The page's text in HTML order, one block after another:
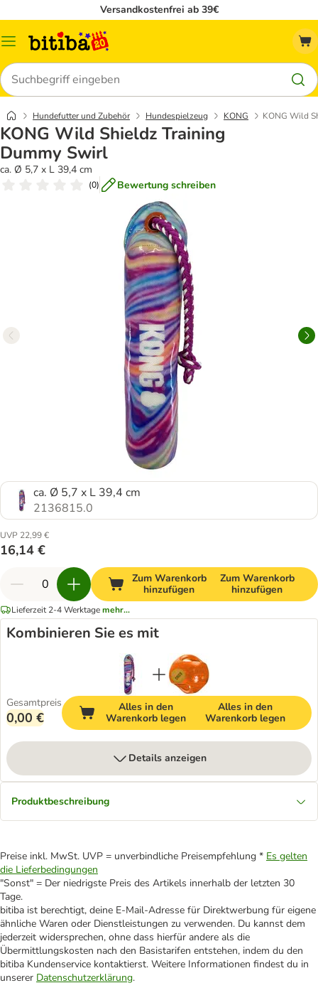
Versandkostenfrei ab 39€
Menü
Suchen
Hundefutter und Zubehör Hundespielzeug KONG KONG Wild
KONG Wild Shieldz Training
Dummy Swirl
ca. Ø 5,7 x L 39,4 cm
(0) Bewertung schreiben
ca. Ø 5,7 x L 39,4 cm
2136815.0
UVP 22,99 €
16,14 €
Zum Warenkorb
hinzufügen
Zum Warenkorb
hinzufügen
Lieferzeit 2-4 Werktagemehr...
Kombinieren Sie es mit
Gesamtpreis
0,00 €
Alles in den
Warenkorb legen
Alles in den
Warenkorb legen
Details anzeigen
Produktbeschreibung
Preise inkl. MwSt. UVP = unverbindliche Preisempfehlung * Es gelten
die Lieferbedingungen
"Sonst" = Der niedrigste Preis des Artikels innerhalb der letzten 30
Tage.
bitiba ist berechtigt, deine E-Mail-Adresse für Direktwerbung für eigene
ähnliche Waren oder Dienstleistungen zu verwenden. Du kannst dem
jederzeit widersprechen, ohne dass hierfür andere als die
Übermittlungskosten nach den Basistarifen entstehen, indem du den
bitiba Kundenservice kontaktierst. Weitere Informationen findest du in
unserer Datenschutzerklärung.